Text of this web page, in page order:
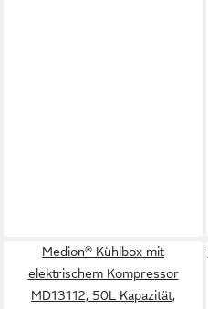
Medion® Kühlbox mit
elektrischem Kompressor
MD13112, 50L Kapazität,